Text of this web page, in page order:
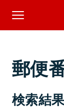
郵便
検索結